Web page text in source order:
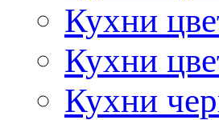
Кухни
Кухни
Кухни